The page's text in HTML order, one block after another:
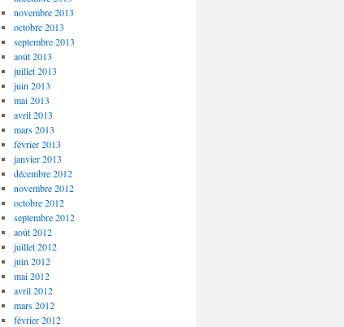
novembre 2013
octobre 2013
septembre 2013
août 2013
juillet 2013
juin 2013
mai 2013
avril 2013
mars 2013
février 2013
janvier 2013
décembre 2012
novembre 2012
octobre 2012
septembre 2012
août 2012
juillet 2012
juin 2012
mai 2012
avril 2012
mars 2012
février 2012